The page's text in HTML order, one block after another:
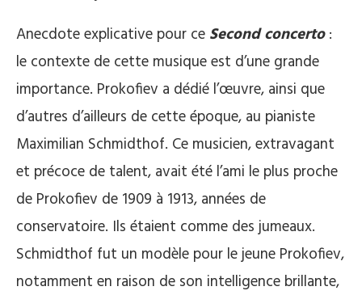
Anecdote explicative pour ce Second concerto:
le contexte de cette musique est d’une grande
importance. Prokofiev a dédié l’œuvre, ainsi que
d’autres d’ailleurs de cette époque, au pianiste
Maximilian Schmidthof. Ce musicien, extravagant
et précoce de talent, avait été l’ami le plus proche
de Prokofiev de 1909 à 1913, années de
conservatoire. Ils étaient comme des jumeaux.
Schmidthof fut un modèle pour le jeune Prokofiev,
notamment en raison de son intelligence brillante,